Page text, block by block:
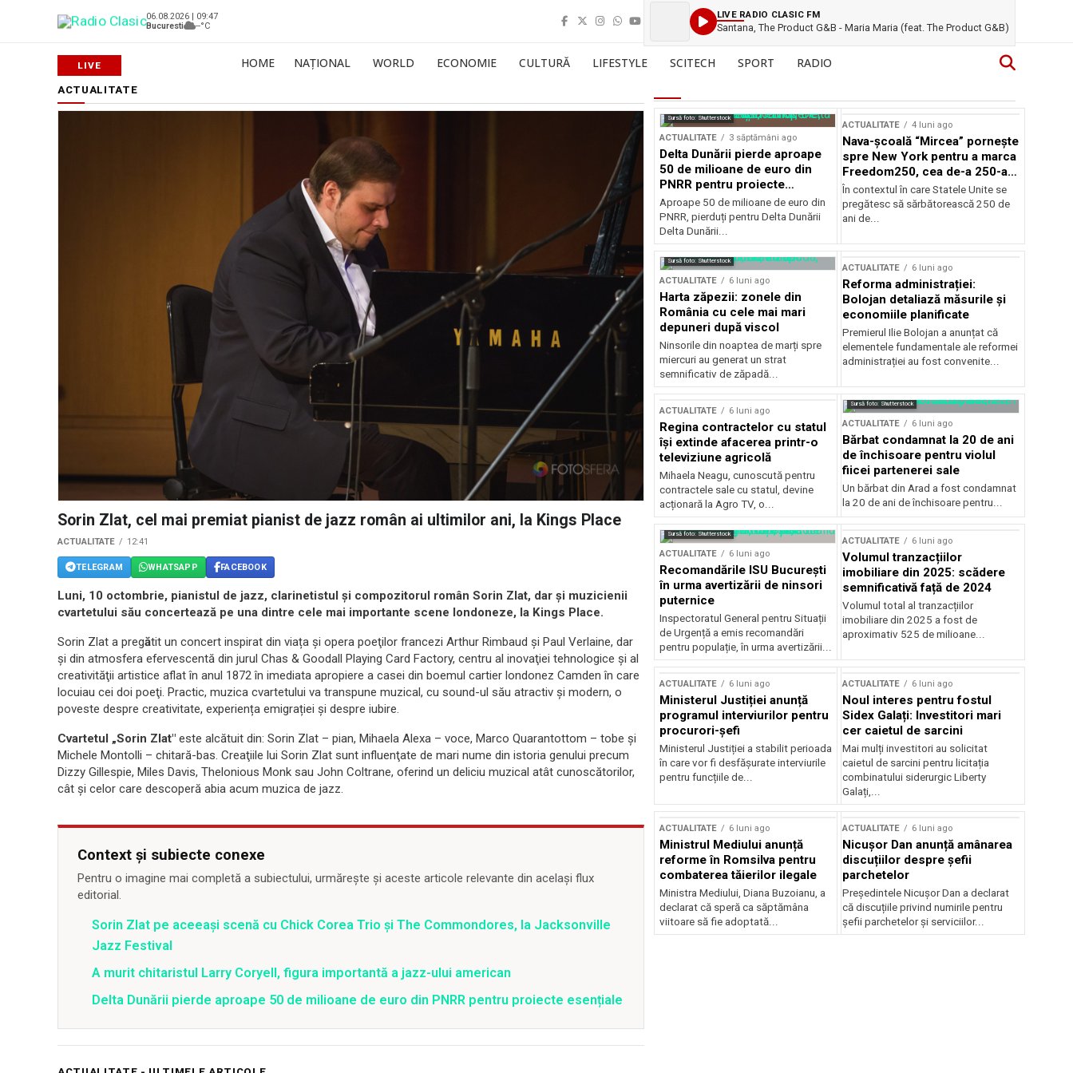
06.08.2026 | 09:47
Bucuresti
--°C
LIVE RADIO CLASIC FM
Santana, The Product G&B - Maria Maria (feat. The Product G&B)
HOME NAȚIONAL WORLD ECONOMIE CULTURĂ LIFESTYLE SCITECH SPORT RADIO
ACTUALITATE
Sorin Zlat, cel mai premiat pianist de jazz român ai ultimilor ani, la Kings Place
ACTUALITATE 12:41
TELEGRAM WHATSAPP FACEBOOK
Luni, 10 octombrie, pianistul de jazz, clarinetistul şi compozitorul român Sorin Zlat, dar şi muzicienii
cvartetului său concertează pe una dintre cele mai importante scene londoneze, la Kings Place.
Sorin Zlat a pregătit un concert inspirat din viața și opera poeţilor francezi Arthur Rimbaud şi Paul Verlaine, dar
și din atmosfera efervescentă din jurul Chas & Goodall Playing Card Factory, centru al inovaţiei tehnologice şi al
creativităţii artistice aflat în anul 1872 în imediata apropiere a casei din boemul cartier londonez Camden în care
locuiau cei doi poeţi. Practic, muzica cvartetului va transpune muzical, cu sound-ul său atractiv și modern, o
poveste despre creativitate, experiența emigrației și despre iubire.
Cvartetul „Sorin Zlat" este alcătuit din: Sorin Zlat – pian, Mihaela Alexa – voce, Marco Quarantottom – tobe și
Michele Montolli – chitară-bas. Creaţiile lui Sorin Zlat sunt influenţate de mari nume din istoria genului precum
Dizzy Gillespie, Miles Davis, Thelonious Monk sau John Coltrane, oferind un deliciu muzical atât cunoscătorilor,
cât și celor care descoperă abia acum muzica de jazz.
Context și subiecte conexe
Pentru o imagine mai completă a subiectului, urmărește și aceste articole relevante din același flux
editorial.
Sorin Zlat pe aceeași scenă cu Chick Corea Trio și The Commondores, la Jacksonville
Jazz Festival
A murit chitaristul Larry Coryell, figura importantă a jazz-ului american
Delta Dunării pierde aproape 50 de milioane de euro din PNRR pentru proiecte esențiale
Sursă foto: Shutterstock
ACTUALITATE 3 săptămâni ago
Delta Dunării pierde aproape
50 de milioane de euro din
PNRR pentru proiecte
esențiale
Aproape 50 de milioane de euro din
PNRR, pierduți pentru Delta Dunării
Delta Dunării...
ACTUALITATE 4 luni ago
Nava-școală “Mircea” pornește
spre New York pentru a marca
Freedom250, cea de-a 250-a
aniversare a Statelor Unite
În contextul în care Statele Unite se
pregătesc să sărbătorească 250 de
ani de...
Sursă foto: Shutterstock
ACTUALITATE 6 luni ago
Harta zăpezii: zonele din
România cu cele mai mari
depuneri după viscol
Ninsorile din noaptea de marți spre
miercuri au generat un strat
semnificativ de zăpadă...
ACTUALITATE 6 luni ago
Reforma administrației:
Bolojan detaliază măsurile și
economiile planificate
Premierul Ilie Bolojan a anunțat că
elementele fundamentale ale reformei
administrației au fost convenite...
ACTUALITATE 6 luni ago
Regina contractelor cu statul
își extinde afacerea printr-o
televiziune agricolă
Mihaela Neagu, cunoscută pentru
contractele sale cu statul, devine
acționară la Agro TV, o...
Sursă foto: Shutterstock
ACTUALITATE 6 luni ago
Bărbat condamnat la 20 de ani
de închisoare pentru violul
fiicei partenerei sale
Un bărbat din Arad a fost condamnat
la 20 de ani de închisoare pentru...
Sursă foto: Shutterstock
ACTUALITATE 6 luni ago
Recomandările ISU București
în urma avertizării de ninsori
puternice
Inspectoratul General pentru Situații
de Urgență a emis recomandări
pentru populație, în urma avertizării...
ACTUALITATE 6 luni ago
Volumul tranzacțiilor
imobiliare din 2025: scădere
semnificativă față de 2024
Volumul total al tranzacțiilor
imobiliare din 2025 a fost de
aproximativ 525 de milioane...
ACTUALITATE 6 luni ago
Ministerul Justiției anunță
programul interviurilor pentru
procurori-șefi
Ministerul Justiției a stabilit perioada
în care vor fi desfășurate interviurile
pentru funcțiile de...
ACTUALITATE 6 luni ago
Noul interes pentru fostul
Sidex Galați: Investitori mari
cer caietul de sarcini
Mai mulți investitori au solicitat
caietul de sarcini pentru licitația
combinatului siderurgic Liberty
Galați,...
ACTUALITATE 6 luni ago
Ministrul Mediului anunță
reforme în Romsilva pentru
combaterea tăierilor ilegale
Ministra Mediului, Diana Buzoianu, a
declarat că speră ca săptămâna
viitoare să fie adoptată...
ACTUALITATE 6 luni ago
Nicușor Dan anunță amânarea
discuțiilor despre șefii
parchetelor
Președintele Nicușor Dan a declarat
că discuțiile privind numirile pentru
șefii parchetelor și serviciilor...